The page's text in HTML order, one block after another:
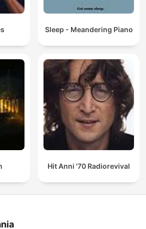
Sleep - Meandering Piano
Hit Anni '70 Radiorevival